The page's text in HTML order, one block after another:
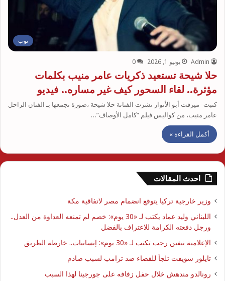
توب
Admin يونيو 1, 2026 0
حلا شيحة تستعيد ذكريات عامر منيب بكلمات
مؤثرة.. لقاء السحور كيف غير مساره.. فيديو
كتبت- ميرفت أبو الأنوار نشرت الفنانة حلا شيحة ،صورة تجمعها بـ الفنان الراحل
عامر منيب، من كواليس فيلم “كامل الأوصاف”…
أكمل القراءة »
احدث المقالات
وزير خارجية تركيا يتوقع انضمام مصر لاتفاقية مكة
اللبناني وليد عماد يكتب لـ «30 يوم»: خصم لم تمنعه العداوة من العدل..
ورجل دفعته الكرامة للاعتراف بالفضل
الإعلامية نيفين رجب تكتب لـ «30 يوم»: إنسانيات.. خارطة الطريق
تايلور سويفت تلجأ للقضاء ضد ترامب لسبب صادم
رونالدو مندهش خلال حفل زفافه على جورجينا لهذا السبب